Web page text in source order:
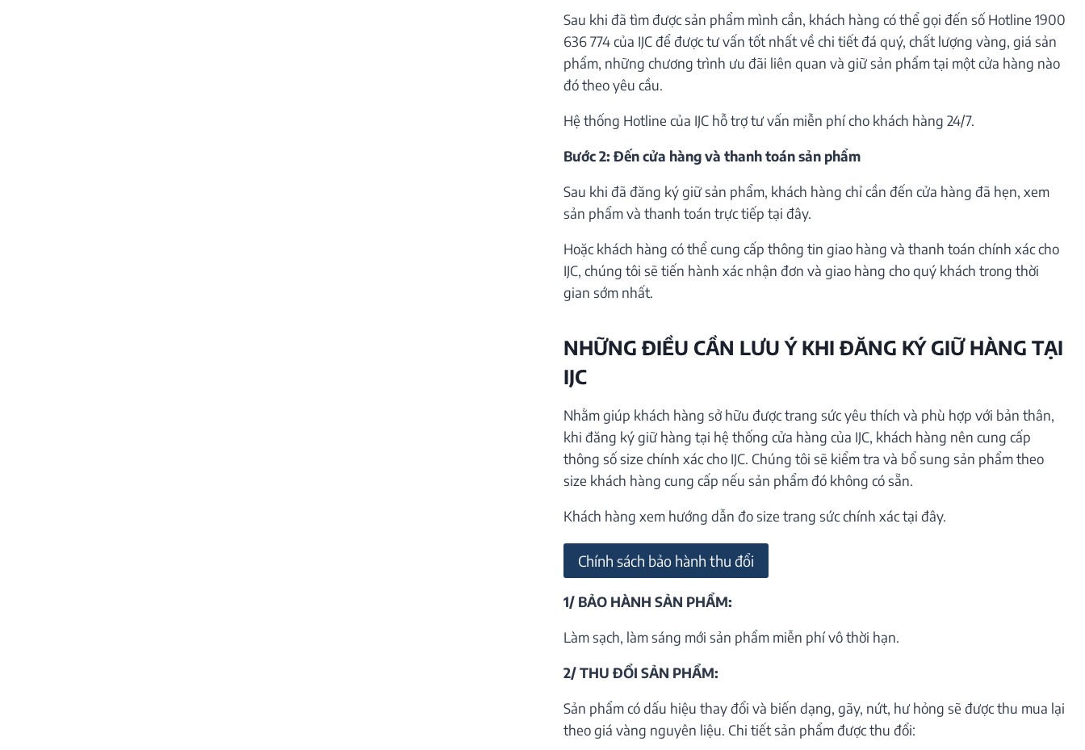
Sau khi đã tìm được sản phẩm mình cần, khách hàng có thể gọi đến số Hotline 1900
636 774 của IJC để được tư vấn tốt nhất về chi tiết đá quý, chất lượng vàng, giá sản
phẩm, những chương trình ưu đãi liên quan và giữ sản phẩm tại một cửa hàng nào
đó theo yêu cầu.
Hệ thống Hotline của IJC hỗ trợ tư vấn miễn phí cho khách hàng 24/7.
Bước 2: Đến cửa hàng và thanh toán sản phẩm
Sau khi đã đăng ký giữ sản phẩm, khách hàng chỉ cần đến cửa hàng đã hẹn, xem
sản phẩm và thanh toán trực tiếp tại đây.
Hoặc khách hàng có thể cung cấp thông tin giao hàng và thanh toán chính xác cho
IJC, chúng tôi sẽ tiến hành xác nhận đơn và giao hàng cho quý khách trong thời
gian sớm nhất.
NHỮNG ĐIỀU CẦN LƯU Ý KHI ĐĂNG KÝ GIỮ HÀNG TẠI
IJC
Nhằm giúp khách hàng sở hữu được trang sức yêu thích và phù hợp với bản thân,
khi đăng ký giữ hàng tại hệ thống cửa hàng của IJC, khách hàng nên cung cấp
thông số size chính xác cho IJC. Chúng tôi sẽ kiểm tra và bổ sung sản phẩm theo
size khách hàng cung cấp nếu sản phẩm đó không có sẵn.
Khách hàng xem hướng dẫn đo size trang sức chính xác tại đây.
Chính sách bảo hành thu đổi
1/ BẢO HÀNH SẢN PHẨM:
Làm sạch, làm sáng mới sản phẩm miễn phí vô thời hạn.
2/ THU ĐỔI SẢN PHẨM:
Sản phẩm có dấu hiệu thay đổi và biến dạng, gãy, nứt, hư hỏng sẽ được thu mua lại
theo giá vàng nguyên liệu. Chi tiết sản phẩm được thu đổi: